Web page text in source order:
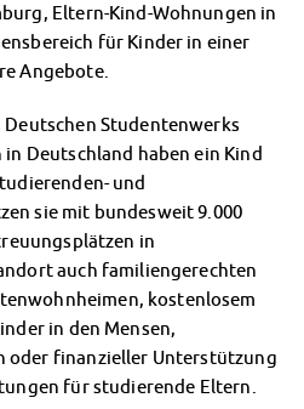
Eltern-Kind-Wohnungen in
für Kinder in einer
Angebote.
Deutschen Studentenwerks
Deutschland haben ein Kind
und
sie mit bundesweit 9.000
in
auch familiengerechten
kostenlosem
in den Mensen,
oder finanzieller Unterstützung
für studierende Eltern.